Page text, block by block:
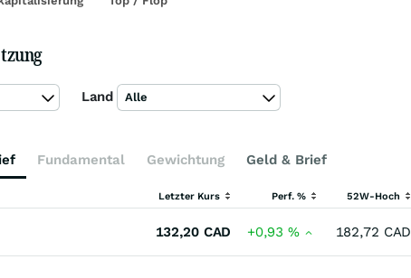
Land Alle
Fundamental Gewichtung Geld & Brief
Letzter Kurs Perf. % 52W-Hoch
132,20 CAD +0,93 % 182,72 CAD